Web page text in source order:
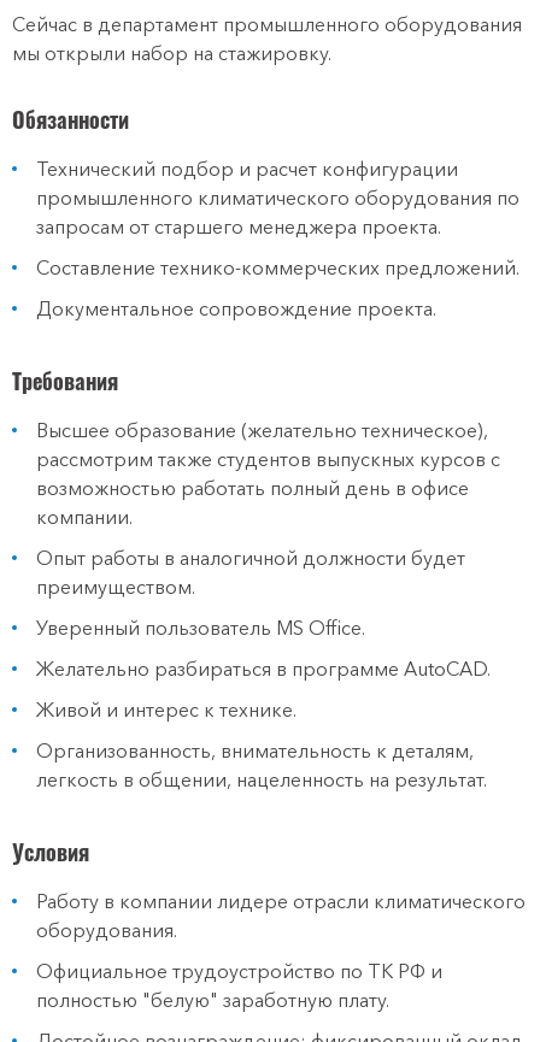
Сейчас в департамент промышленного оборудования
мы открыли набор на стажировку.
Обязанности
Технический подбор и расчет конфигурации
промышленного климатического оборудования по
запросам от старшего менеджера проекта.
Составление технико-коммерческих предложений.
Документальное сопровождение проекта.
Требования
Высшее образование (желательно техническое),
рассмотрим также студентов выпускных курсов c
возможностью работать полный день в офисе
компании.
Опыт работы в аналогичной должности будет
преимуществом.
Уверенный пользователь MS Office.
Желательно разбираться в программе AutoCAD.
Живой и интерес к технике.
Организованность, внимательность к деталям,
легкость в общении, нацеленность на результат.
Условия
Работу в компании лидере отрасли климатического
оборудования.
Официальное трудоустройство по ТК РФ и
полностью "белую" заработную плату.